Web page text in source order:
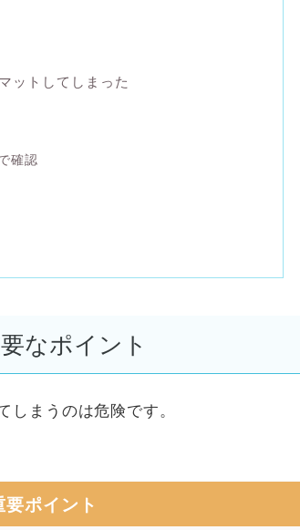
ットしてしまった
確認
なポイント
しまうのは危険です。
要ポイント